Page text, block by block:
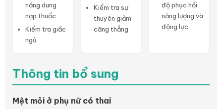
năng dung
nạp thuốc
Kiểm tra giấc
ngủ
Kiểm tra sự
thuyên giảm
căng thẳng
độ phục hồi
năng lượng và
động lực
Thông tin bổ sung
Mệt mỏi ở phụ nữ có thai